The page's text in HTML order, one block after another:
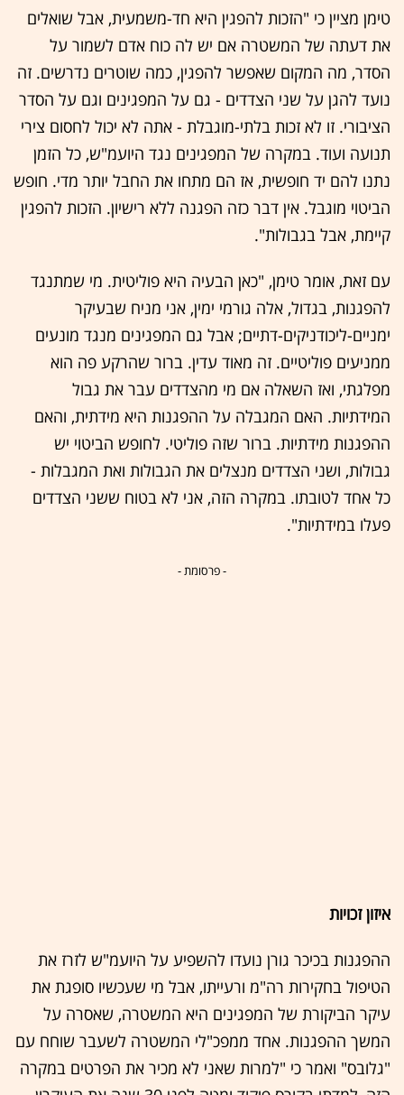
טימן מציין כי "הזכות להפגין היא חד-משמעית, אבל שואלים
את דעתה של המשטרה אם יש לה כוח אדם לשמור על
הסדר, מה המקום שאפשר להפגין, כמה שוטרים נדרשים. זה
נועד להגן על שני הצדדים - גם על המפגינים וגם על הסדר
הציבורי. זו לא זכות בלתי-מוגבלת - אתה לא יכול לחסום צירי
תנועה ועוד. במקרה של המפגינים נגד היועמ"ש, כל הזמן
נתנו להם יד חופשית, אז הם מתחו את החבל יותר מדי. חופש
הביטוי מוגבל. אין דבר כזה הפגנה ללא רישיון. הזכות להפגין
קיימת, אבל בגבולות".
עם זאת, אומר טימן, "כאן הבעיה היא פוליטית. מי שמתנגד
להפגנות, בגדול, אלה גורמי ימין, אני מניח שבעיקר
ימניים-ליכודניקים-דתיים; אבל גם המפגינים מנגד מונעים
ממניעים פוליטיים. זה מאוד עדין. ברור שהרקע פה הוא
מפלגתי, ואז השאלה אם מי מהצדדים עבר את גבול
המידתיות. האם המגבלה על ההפגנות היא מידתית, והאם
ההפגנות מידתיות. ברור שזה פוליטי. לחופש הביטוי יש
גבולות, ושני הצדדים מנצלים את הגבולות ואת המגבלות -
כל אחד לטובתו. במקרה הזה, אני לא בטוח ששני הצדדים
פעלו במידתיות".
- פרסומת -
איזון זכויות
ההפגנות בכיכר גורן נועדו להשפיע על היועמ"ש לזרז את
הטיפול בחקירות רה"מ ורעייתו, אבל מי שעכשיו סופגת את
עיקר הביקורת של המפגינים היא המשטרה, שאסרה על
המשך ההפגנות. אחד ממפכ"לי המשטרה לשעבר שוחח עם
"גלובס" ואמר כי "למרות שאני לא מכיר את הפרטים במקרה